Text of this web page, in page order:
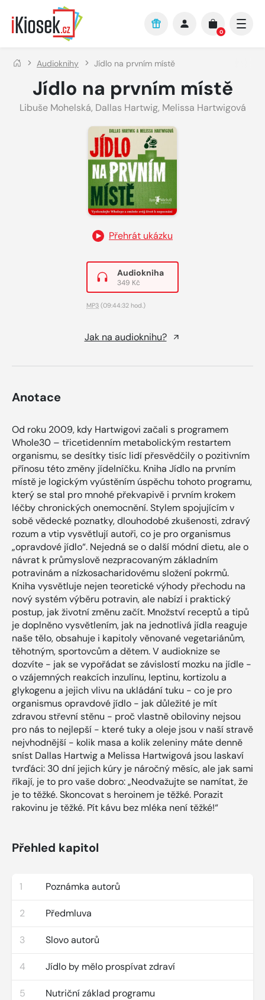
Přejít na hlavní obsah
0
Audioknihy Jídlo na prvním místě
Jídlo na prvním místě
Libuše Mohelská, Dallas Hartwig, Melissa Hartwigová
Přehrát ukázku
Audiokniha
349 Kč
MP3 (09:44:32 hod.)
Jak na audioknihu?
Anotace
Od roku 2009, kdy Hartwigovi začali s programem
Whole30 – třicetidenním metabolickým restartem
organismu, se desítky tisíc lidí přesvědčily o pozitivním
přínosu této změny jídelníčku. Kniha Jídlo na prvním
místě je logickým vyústěním úspěchu tohoto programu,
který se stal pro mnohé překvapivě i prvním krokem
léčby chronických onemocnění. Stylem spojujícím v
sobě vědecké poznatky, dlouhodobé zkušenosti, zdravý
rozum a vtip vysvětlují autoři, co je pro organismus
„opravdové jídlo“. Nejedná se o další módní dietu, ale o
návrat k průmyslově nezpracovaným základním
potravinám a nízkosacharidovému složení pokrmů.
Kniha vysvětluje nejen teoretické výhody přechodu na
nový systém výběru potravin, ale nabízí i praktický
postup, jak životní změnu začít. Množství receptů a tipů
je doplněno vysvětlením, jak na jednotlivá jídla reaguje
naše tělo, obsahuje i kapitoly věnované vegetariánům,
těhotným, sportovcům a dětem. V audioknize se
dozvíte - jak se vypořádat se závislostí mozku na jídle -
o vzájemných reakcích inzulínu, leptinu, kortizolu a
glykogenu a jejich vlivu na ukládání tuku - co je pro
organismus opravdové jídlo - jak důležité je mít
zdravou střevní stěnu - proč vlastně obiloviny nejsou
pro nás to nejlepší - které tuky a oleje jsou v naší stravě
nejvhodnější - kolik masa a kolik zeleniny máte denně
sníst Dallas Hartwig a Melissa Hartwigová jsou laskaví
tvrďáci: 30 dní jejich kúry je náročný měsíc, ale jak sami
říkají, je to pro vaše dobro: „Neodvažujte se namítat, že
je to těžké. Skoncovat s heroinem je těžké. Porazit
rakovinu je těžké. Pít kávu bez mléka není těžké!“
Přehled kapitol
1 Poznámka autorů
2 Předmluva
3 Slovo autorů
4 Jídlo by mělo prospívat zdraví
5 Nutriční základ programu